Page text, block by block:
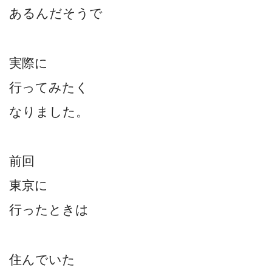
あるんだそうで
実際に
行ってみたく
なりました。
前回
東京に
行ったときは
住んでいた